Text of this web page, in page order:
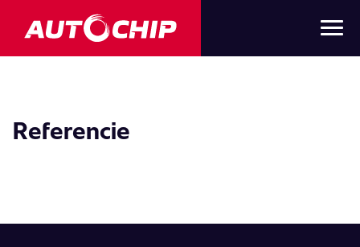
Referencie